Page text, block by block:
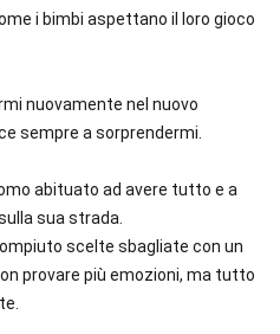
i bimbi aspettano il loro gioco
nuovamente nel nuovo
sempre a sorprendermi.
abituato ad avere tutto e a
sua strada.
scelte sbagliate con un
provare più emozioni, ma tutto